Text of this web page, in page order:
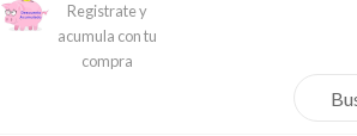
Registrate y
acumula con tu
compra